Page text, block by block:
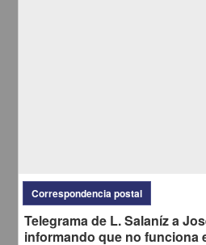
Correspondencia postal
Telegrama de L. Salaníz a
informando que no funciona